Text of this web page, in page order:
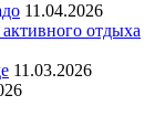
11.04.2026
отдыха
11.03.2026